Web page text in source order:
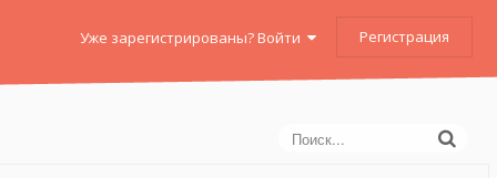
Уже зарегистрированы? Войти Регистрация